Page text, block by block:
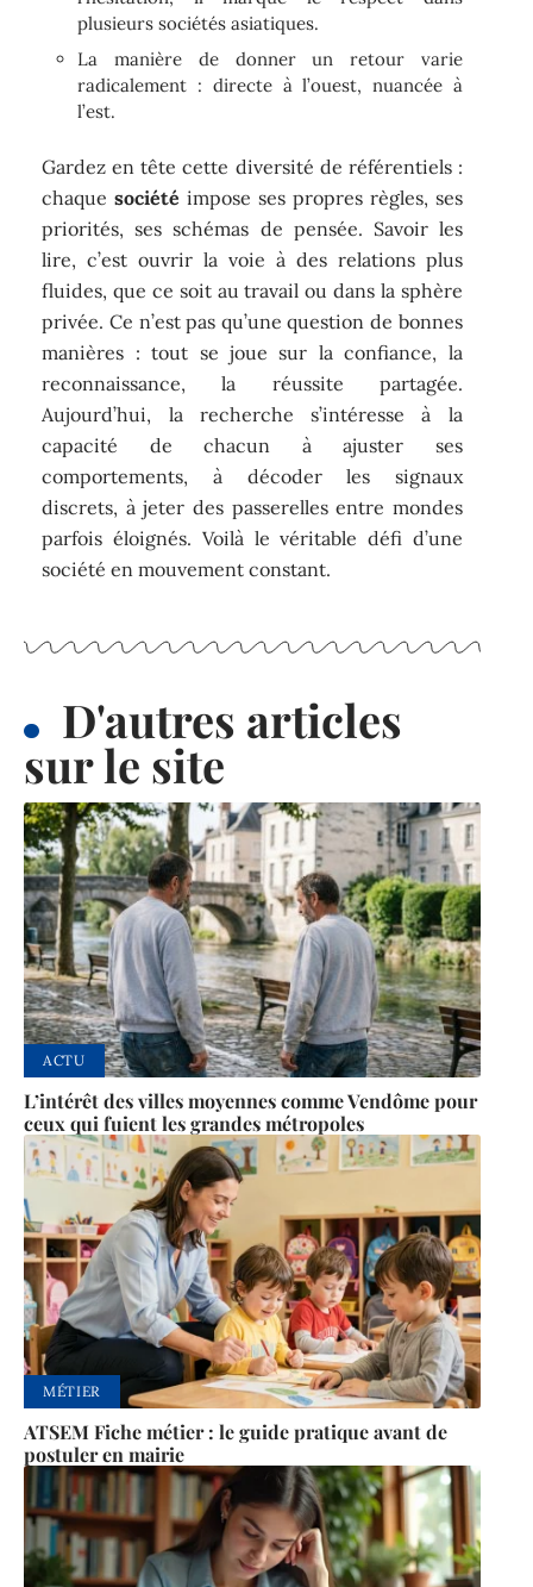
plusieurs sociétés asiatiques.
La manière de donner un retour varie
radicalement : directe à l’ouest, nuancée à
l’est.
Gardez en tête cette diversité de référentiels :
chaquesociété impose ses propres règles, ses
priorités, ses schémas de pensée. Savoir les
lire, c’est ouvrir la voie à des relations plus
fluides, que ce soit au travail ou dans la sphère
privée. Ce n’est pas qu’une question de bonnes
manières : tout se joue sur la confiance, la
reconnaissance, la réussite partagée.
Aujourd’hui, la recherche s’intéresse à la
capacité de chacun à ajuster ses
comportements, à décoder les signaux
discrets, à jeter des passerelles entre mondes
parfois éloignés. Voilà le véritable défi d’une
société en mouvement constant.
D'autres articles
sur le site
ACTU
L’intérêt des villes moyennes comme Vendôme pour
ceux qui fuient les grandes métropoles
MÉTIER
ATSEM Fiche métier : le guide pratique avant de
postuler en mairie